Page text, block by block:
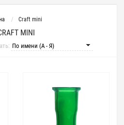
Craft mini
MINI